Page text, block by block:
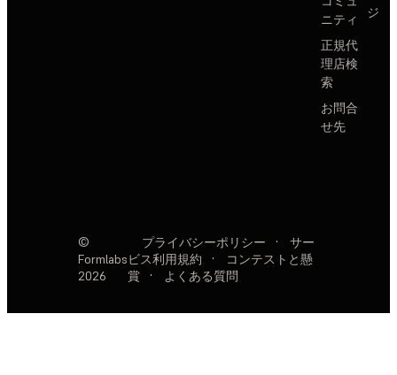
ニティ
正規代
理店検
索
お問合
せ先
ジ
©
Formlabs
2026
プライバシーポリシー ·
サー
ビス利用規約
·
コンテストと懸
賞
· よくある質問